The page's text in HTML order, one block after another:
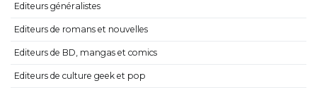
Editeurs généralistes
Editeurs de romans et nouvelles
Editeurs de BD, mangas et comics
Editeurs de culture geek et pop